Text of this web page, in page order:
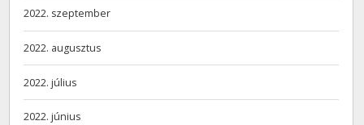
2022. szeptember
2022. augusztus
2022. július
2022. június